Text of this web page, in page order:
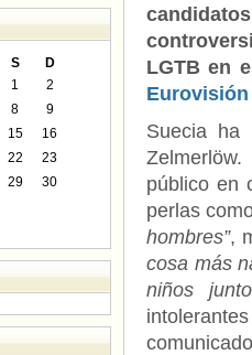
LGTB en
Eurovisión
Suecia ha
público en
perlas
hombres”,
cosa más
niños
S
D
1
2
8
9
15
16
22
23
29
30